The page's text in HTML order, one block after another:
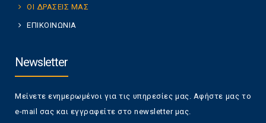
ΟΙ ΔΡΑΣΕΙΣ ΜΑΣ
ΕΠΙΚΟΙΝΩΝΙΑ
Newsletter
Μείνετε ενημερωμένοι για τις υπηρεσίες μας. Αφήστε μας το
e-mail σας και εγγραφείτε στο newsletter μας.